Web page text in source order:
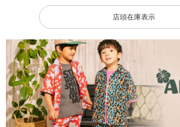
店頭在庫表示